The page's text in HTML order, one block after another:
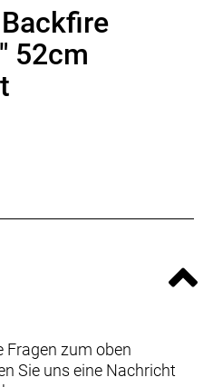
Backfire
52cm
Fragen zum oben
Sie uns eine Nachricht